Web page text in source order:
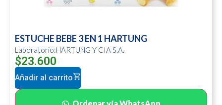
ESTUCHE BEBE 3 EN 1 HARTUNG
Laboratorio:HARTUNG Y CIA S.A.
$23.600
Añadir al carrito